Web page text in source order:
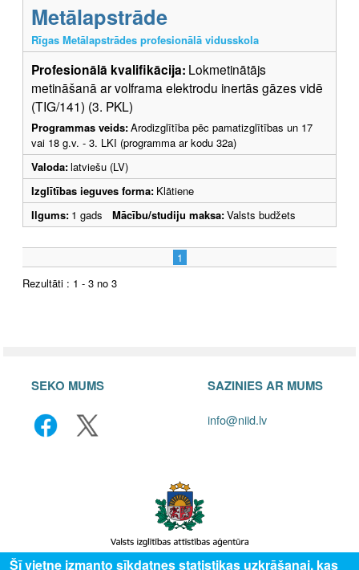
Metālapstrāde
Rīgas Metālapstrādes profesionālā vidusskola
Profesionālā kvalifikācija: Lokmetinātājs
metināšanā ar volframa elektrodu inertās gāzes vidē
(TIG/141) (3. PKL)
Programmas veids:Arodizglītība pēc pamatizglītības un 17
vai 18 g.v. - 3. LKI (programma ar kodu 32a)
Valoda:latviešu (LV)
Izglītības ieguves forma: Klātiene
Ilgums: 1 gads Mācību/studiju maksa:Valsts budžets
1
Rezultāti : 1 - 3 no 3
SEKO MUMS SAZINIES AR MUMS
info@niid.lv
Šī vietne izmanto sīkdatnes statistikas uzkrāšanai, kas